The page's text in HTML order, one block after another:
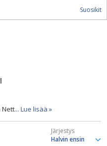
Suosikit
Nett... Lue lisää »
Järjestys